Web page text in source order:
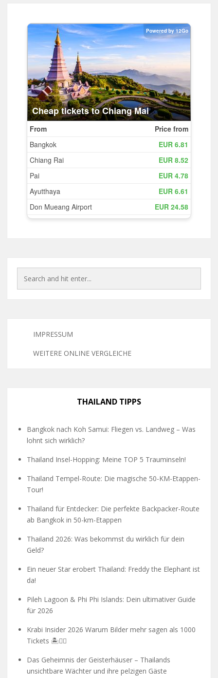
IMPRESSUM
WEITERE ONLINE VERGLEICHE
THAILAND TIPPS
Bangkok nach Koh Samui: Fliegen vs. Landweg – Was
lohnt sich wirklich?
Thailand Insel-Hopping: Meine TOP 5 Trauminseln!
Thailand Tempel-Route: Die magische 50-KM-Etappen-
Tour!
Thailand für Entdecker: Die perfekte Backpacker-Route
ab Bangkok in 50-km-Etappen
Thailand 2026: Was bekommst du wirklich für dein
Geld?
Ein neuer Star erobert Thailand: Freddy the Elephant ist
da!
Pileh Lagoon & Phi Phi Islands: Dein ultimativer Guide
für 2026
Krabi Insider 2026 Warum Bilder mehr sagen als 1000
Tickets 🏝️🧗‍♂️
Das Geheimnis der Geisterhäuser – Thailands
unsichtbare Wächter und ihre pelzigen Gäste